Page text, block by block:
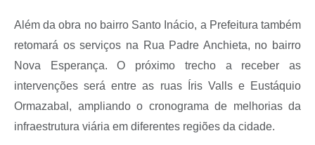
Além da obra no bairro Santo Inácio, a Prefeitura também
retomará os serviços na Rua Padre Anchieta, no bairro
Nova Esperança. O próximo trecho a receber as
intervenções será entre as ruas Íris Valls e Eustáquio
Ormazabal, ampliando o cronograma de melhorias da
infraestrutura viária em diferentes regiões da cidade.